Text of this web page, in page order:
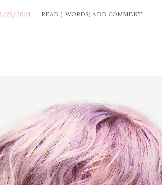
29/2024 READ ( WORDS) ADD COMMENT